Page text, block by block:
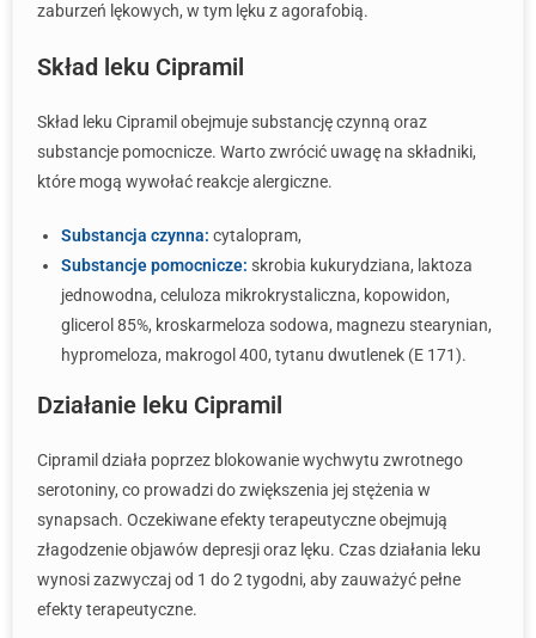
zaburzeń lękowych, w tym lęku z agorafobią.
Skład leku Cipramil
Skład leku Cipramil obejmuje substancję czynną oraz
substancje pomocnicze. Warto zwrócić uwagę na składniki,
które mogą wywołać reakcje alergiczne.
Substancja czynna: cytalopram,
Substancje pomocnicze: skrobia kukurydziana, laktoza
jednowodna, celuloza mikrokrystaliczna, kopowidon,
glicerol 85%, kroskarmeloza sodowa, magnezu stearynian,
hypromeloza, makrogol 400, tytanu dwutlenek (E 171).
Działanie leku Cipramil
Cipramil działa poprzez blokowanie wychwytu zwrotnego
serotoniny, co prowadzi do zwiększenia jej stężenia w
synapsach. Oczekiwane efekty terapeutyczne obejmują
złagodzenie objawów depresji oraz lęku. Czas działania leku
wynosi zazwyczaj od 1 do 2 tygodni, aby zauważyć pełne
efekty terapeutyczne.